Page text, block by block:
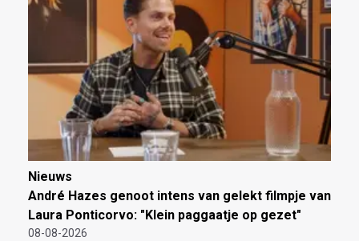
Nieuws
André Hazes genoot intens van gelekt filmpje van
Laura Ponticorvo: "Klein paggaatje op gezet"
08-08-2026